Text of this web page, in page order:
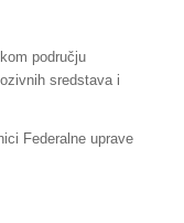
području
sredstava i
Federalne uprave